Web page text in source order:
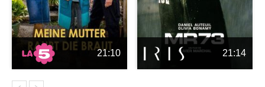
21:10 21:14